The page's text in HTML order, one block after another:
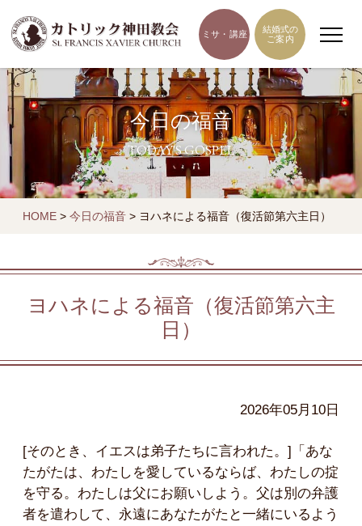
ミサ・講座
結婚式の
ご案内
今日の福音
TODAY'S GOSPEL
HOME > 今日の福音 > ヨハネによる福音（復活節第六主日）
ヨハネによる福音（復活節第六主
日）
2026年05月10日
[そのとき、イエスは弟子たちに言われた。]「あな
たがたは、わたしを愛しているならば、わたしの掟
を守る。わたしは父にお願いしよう。父は別の弁護
者を遣わして、永遠にあなたがたと一緒にいるよう